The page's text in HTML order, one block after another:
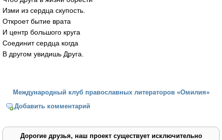
Изми из сердца скупость.
Откроет бытие врата
И центр большого круга
Соединит сердца когда
В другом увидишь Друга.
Международный клуб православных литераторов «Омилия»
Добавить комментарий
Дорогие друзья, наш проект существует исключительно